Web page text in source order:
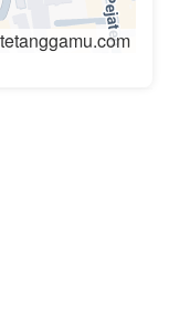
tetanggamu.com